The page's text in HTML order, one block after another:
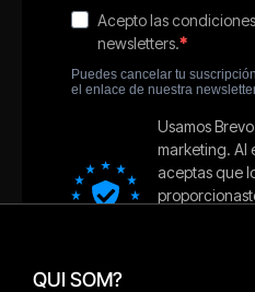
QUI SOM?